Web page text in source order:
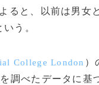
ると、以前は男女
う。
College London ）
調べたデータに基